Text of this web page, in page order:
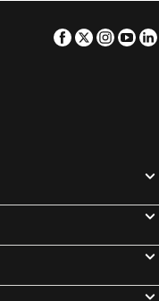
Facebook
Twitter